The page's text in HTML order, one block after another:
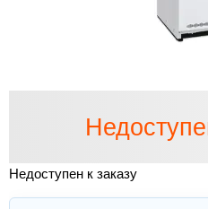
Недоступен к заказу